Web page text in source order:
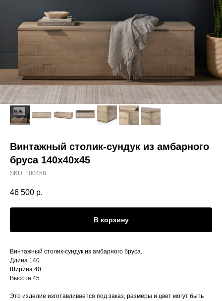
Винтажный столик-сундук из амбарного
бруса 140х40х45
SKU: 100458
46 500 р.
В корзину
Винтажный столик-сундук из амбарного бруса.
Длина 140
Ширина 40
Высота 45
Это изделие изготавливается под заказ, размеры и цвет могут быть